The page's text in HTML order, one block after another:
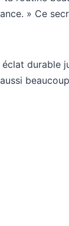
» Ce
durable